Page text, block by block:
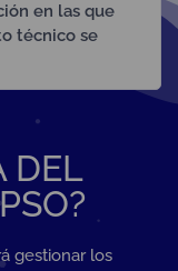
en las que
técnico se
DEL
gestionar los